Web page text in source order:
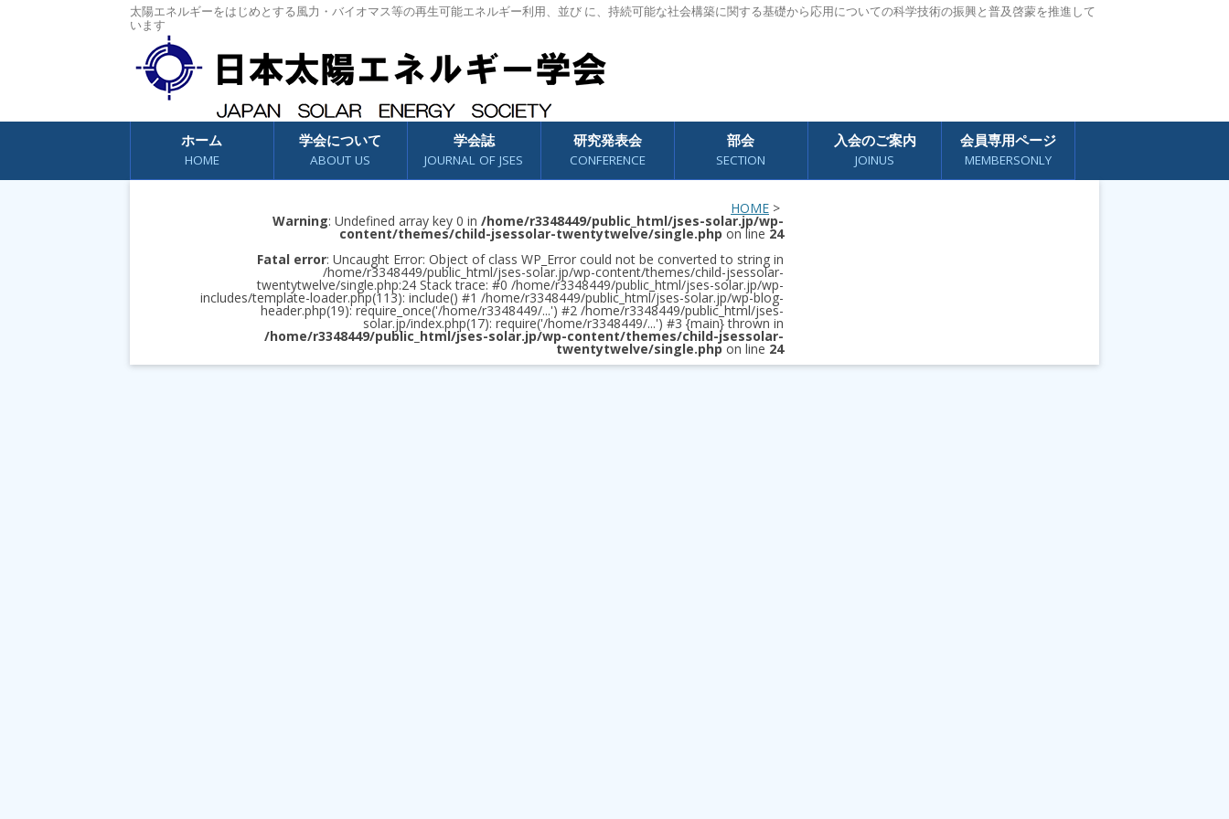
太陽エネルギーをはじめとする風力・バイオマス等の再生可能エネルギー利用、並び に、持続可能な社会構築に関する基礎から応用についての科学技術の振興と普及啓蒙を推進して
います
コンテンツへスキップ
ホーム
HOME
学会について
ABOUT US
学会誌
JOURNAL OF JSES
研究発表会
CONFERENCE
部会
SECTION
入会のご案内
JOINUS
会員専用ページ
MEMBERSONLY
HOME >
Warning: Undefined array key 0 in /home/r3348449/public_html/jses-solar.jp/wp-
content/themes/child-jsessolar-twentytwelve/single.php on line 24
Fatal error: Uncaught Error: Object of class WP_Error could not be converted to string in
/home/r3348449/public_html/jses-solar.jp/wp-content/themes/child-jsessolar-
twentytwelve/single.php:24 Stack trace: #0 /home/r3348449/public_html/jses-solar.jp/wp-
includes/template-loader.php(113): include() #1 /home/r3348449/public_html/jses-solar.jp/wp-blog-
header.php(19): require_once('/home/r3348449/...') #2 /home/r3348449/public_html/jses-
solar.jp/index.php(17): require('/home/r3348449/...') #3 {main} thrown in
/home/r3348449/public_html/jses-solar.jp/wp-content/themes/child-jsessolar-
twentytwelve/single.php on line 24